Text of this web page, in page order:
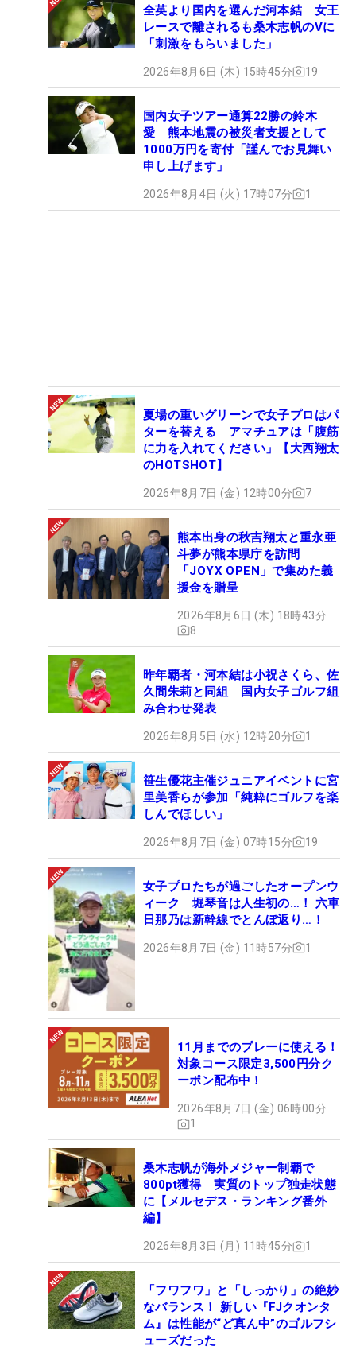
全英より国内を選んだ河本結 女王
レースで離されるも桑木志帆のVに
「刺激をもらいました」
2026年8月6日 (木) 15時45分 19
国内女子ツアー通算22勝の鈴木
愛 熊本地震の被災者支援として
1000万円を寄付「謹んでお見舞い
申し上げます」
2026年8月4日 (火) 17時07分 1
夏場の重いグリーンで女子プロはパ
ターを替える アマチュアは「腹筋
に力を入れてください」【大西翔太
のHOTSHOT】
2026年8月7日 (金) 12時00分 7
熊本出身の秋吉翔太と重永亜
斗夢が熊本県庁を訪問
「JOYX OPEN」で集めた義
援金を贈呈
2026年8月6日 (木) 18時43分
8
昨年覇者・河本結は小祝さくら、佐
久間朱莉と同組 国内女子ゴルフ組
み合わせ発表
2026年8月5日 (水) 12時20分 1
笹生優花主催ジュニアイベントに宮
里美香らが参加「純粋にゴルフを楽
しんでほしい」
2026年8月7日 (金) 07時15分 19
女子プロたちが過ごしたオープンウ
ィーク 堀琴音は人生初の…！ 六車
日那乃は新幹線でとんぼ返り…！
2026年8月7日 (金) 11時57分 1
11月までのプレーに使える！
対象コース限定3,500円分ク
ーポン配布中！
2026年8月7日 (金) 06時00分
1
桑木志帆が海外メジャー制覇で
800pt獲得 実質のトップ独走状態
に【メルセデス・ランキング番外
編】
2026年8月3日 (月) 11時45分 1
「フワフワ」と「しっかり」の絶妙
なバランス！ 新しい『FJクオンタ
ム』は性能が“ど真ん中”のゴルフシ
ューズだった